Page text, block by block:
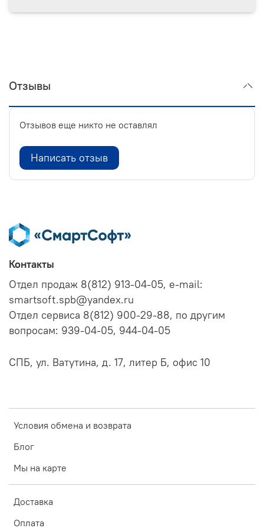
Отзывы
Отзывов еще никто не оставлял
Написать отзыв
Условия обмена и возврата
Блог
Мы на карте
Доставка
Оплата
Контакты
Отдел продаж 8(812) 913-04-05, e-mail:
smartsoft.spb@yandex.ru
Отдел сервиса 8(812) 900-29-88, по другим
вопросам: 939-04-05, 944-04-05
СПБ, ул. Ватутина, д. 17, литер Б, офис 10